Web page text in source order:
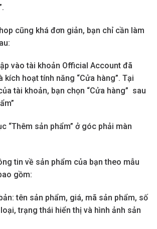
cũng khá đơn giản, bạn chỉ cần làm
vào tài khoản Official Account đã
kích hoạt tính năng “Cửa hàng”. Tại
tài khoản, bạn chọn “Cửa hàng” sau
“Thêm sản phẩm” ở góc phải màn
tin về sản phẩm của bạn theo mẫu
gồm:
tên sản phẩm, giá, mã sản phẩm, số
trạng thái hiển thị và hình ảnh sản